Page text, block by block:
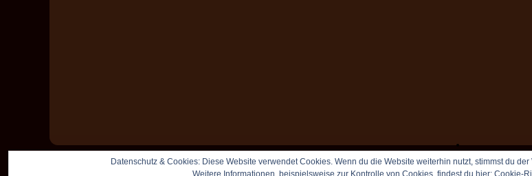
Copyright © 2009 vomDippold.de. All rights
Datenschutz & Cookies: Diese Website verwendet Cookies. Wenn du die Website weiterhin nutzt, stimmst du
Weitere Informationen, beispielsweise zur Kontrolle von Cookies, findest du hier:Cookie-